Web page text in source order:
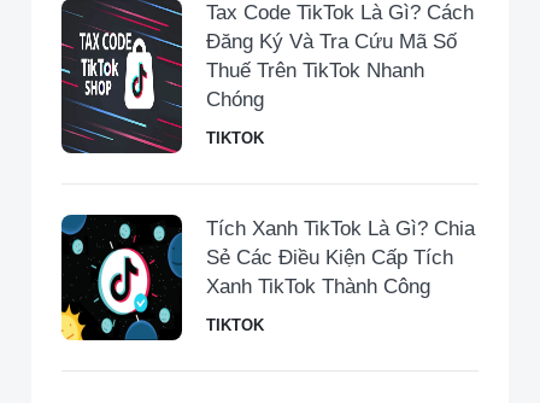
Tax Code TikTok Là Gì? Cách
Đăng Ký Và Tra Cứu Mã Số
Thuế Trên TikTok Nhanh
Chóng
TIKTOK
Tích Xanh TikTok Là Gì? Chia
Sẻ Các Điều Kiện Cấp Tích
Xanh TikTok Thành Công
TIKTOK